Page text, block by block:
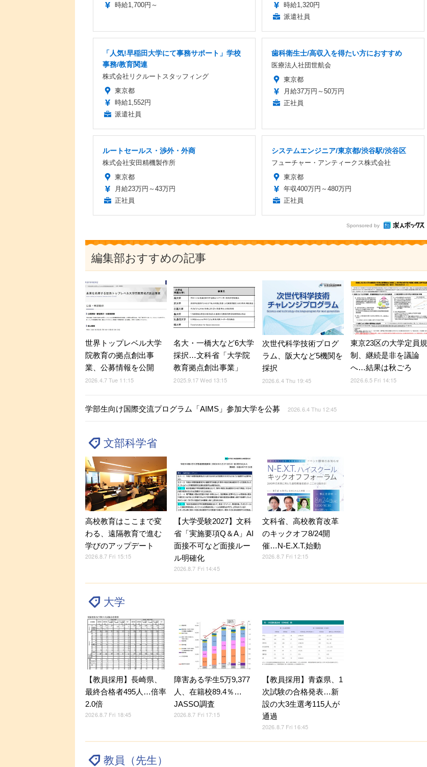
時給1,700円～
時給1,320円
派遣社員
「人気!早稲田大学にて事務サポート」学校
事務/教育関連
株式会社リクルートスタッフィング
東京都
時給1,552円
派遣社員
歯科衛生士/高収入を得たい方におすすめ
医療法人社団世航会
東京都
月給37万円～50万円
正社員
ルートセールス・渉外・外商
株式会社安田精機製作所
東京都
月給23万円～43万円
正社員
システムエンジニア/東京都/渋谷駅/渋谷区
フューチャー・アンティークス株式会社
東京都
年収400万円～480万円
正社員
Sponsored by
編集部おすすめの記事
世界トップレベル大学
院教育の拠点創出事
業、公募情報を公開
2026.4.7 Tue 11:15
名大・一橋大など6大学
採択…文科省「大学院
教育拠点創出事業」
2025.9.17 Wed 13:15
次世代科学技術プログ
ラム、阪大など5機関を
採択
2026.6.4 Thu 19:45
東京23区の大学定員規
制、継続是非を議論
へ…結果は秋ごろ
2026.6.5 Fri 14:15
学部生向け国際交流プログラム「AIMS」参加大学を公募 2026.6.4 Thu 12:45
文部科学省
高校教育はここまで変
わる、遠隔教育で進む
学びのアップデート
2026.8.7 Fri 15:15
【大学受験2027】文科
省「実施要項Q＆A」AI
面接不可など面接ルー
ル明確化
2026.8.7 Fri 14:45
文科省、高校教育改革
のキックオフ8/24開
催…N-E.X.T.始動
2026.8.7 Fri 12:15
大学
【教員採用】長崎県、
最終合格者495人…倍率
2.0倍
2026.8.7 Fri 18:45
障害ある学生5万9,377
人、在籍校89.4％…
JASSO調査
2026.8.7 Fri 17:15
【教員採用】青森県、1
次試験の合格発表…新
設の大3生選考115人が
通過
2026.8.7 Fri 16:45
教員（先生）